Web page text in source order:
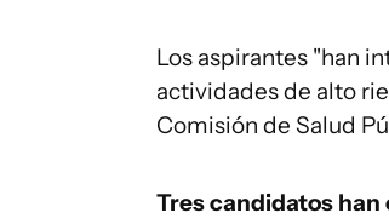
Los aspirantes "han
actividades de alto
Comisión de Salud
Tres candidatos han